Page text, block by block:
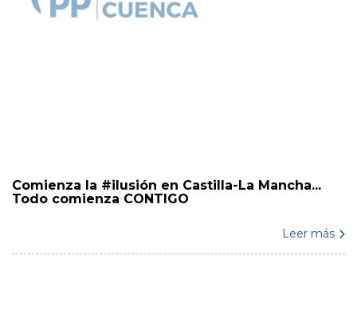
Comienza la #ilusión en Castilla-La Mancha...
Todo comienza CONTIGO
Leer más